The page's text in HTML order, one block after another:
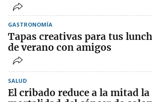
GASTRONOMÍA
Tapas creativas para tus
de verano con amigos
SALUD
El cribado reduce a la mitad la